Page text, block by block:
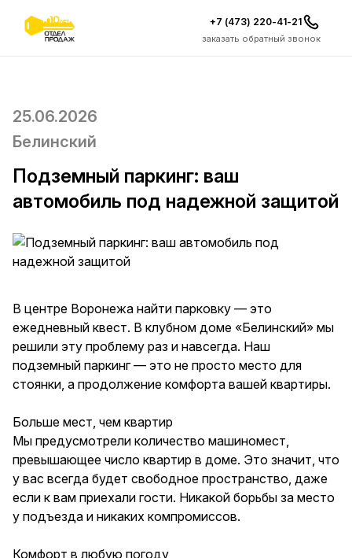
+7 (473) 220-41-21
заказать обратный звонок
25.06.2026
Белинский
Подземный паркинг: ваш
автомобиль под надежной защитой
В центре Воронежа найти парковку — это
ежедневный квест. В клубном доме «Белинский» мы
решили эту проблему раз и навсегда. Наш
подземный паркинг — это не просто место для
стоянки, а продолжение комфорта вашей квартиры.
Больше мест, чем квартир
Мы предусмотрели количество машиномест,
превышающее число квартир в доме. Это значит, что
у вас всегда будет свободное пространство, даже
если к вам приехали гости. Никакой борьбы за место
у подъезда и никаких компромиссов.
Комфорт в любую погоду